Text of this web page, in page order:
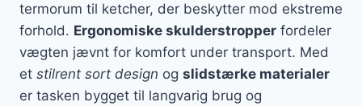
termorum til ketcher, der beskytter mod ekstreme
forhold. Ergonomiske skulderstropper fordeler
vægten jævnt for komfort under transport. Med
et stilrent sort design og slidstærke materialer
er tasken bygget til langvarig brug og